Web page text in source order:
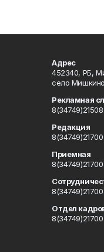
Адрес
452340, РБ,
село
Рекламная
8(34749)21508
Редакция
8(34749)21700
Приемная
8(34749)21700
8(34749)21700
Отдел
8(34749)21700